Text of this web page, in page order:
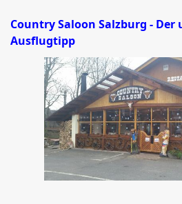
Country Saloon Salzburg -
Ausflugtipp